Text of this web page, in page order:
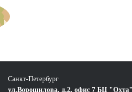
Санкт-Петербург
ул.Ворошилова, д.2, офис 7 БЦ "Охта"